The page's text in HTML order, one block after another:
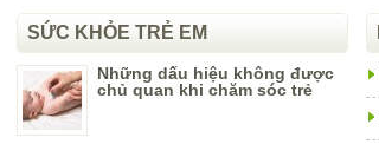
SỨC KHỎE TRẺ EM
Những dấu hiệu không được
chủ quan khi chăm sóc trẻ